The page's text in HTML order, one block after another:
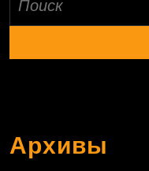
Архивы